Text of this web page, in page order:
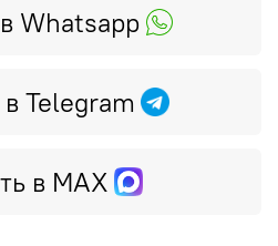
Whatsapp
в Telegram
в MAX